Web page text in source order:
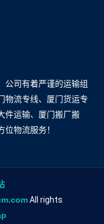
公司有着严谨的运输组
物流专线、厦门货运专
件运输、厦门搬厂搬
物流服务！
All rights